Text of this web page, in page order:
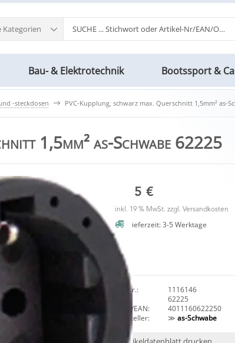
Kategorien
Bau- & Elektrotechnik Bootssport &
-steckdosen PVC-Kupplung, schwarz max. Querschnitt 1,5mm² as-
1,5mm² as-Schwabe 62225
6,15 €
inkl. 19 % MwSt. zzgl. Versandkosten
Lieferzeit: 3-5 Werktage
Art.Nr.:
1116146
62225
GTIN/EAN:
4011160622250
Hersteller:
≫ as-Schwabe